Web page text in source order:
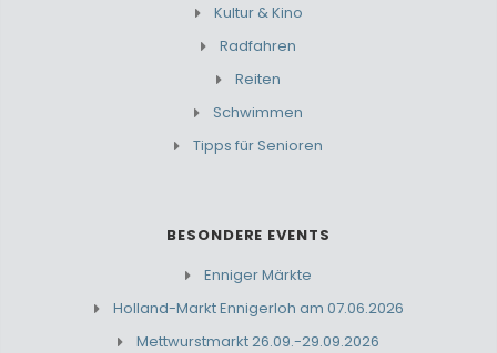
Kultur & Kino
Radfahren
Reiten
Schwimmen
Tipps für Senioren
BESONDERE EVENTS
Enniger Märkte
Holland-Markt Ennigerloh am 07.06.2026
Mettwurstmarkt 26.09.-29.09.2026